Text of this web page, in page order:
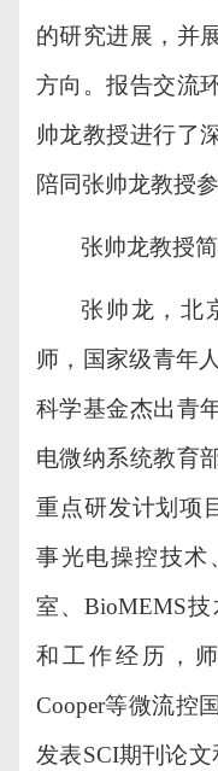
的研究进展 ，并
方向 。报告交流
帅龙教授进行了
陪同张帅龙教授
张帅龙教授
张帅龙 ， 北
师，国家级青年
科学基金杰出青
电微纳系统教育
重点研发计划项
事光电操控技术
室、BioMEMS
和工作经历，师
Cooper等微流控
发表SCI期刊论